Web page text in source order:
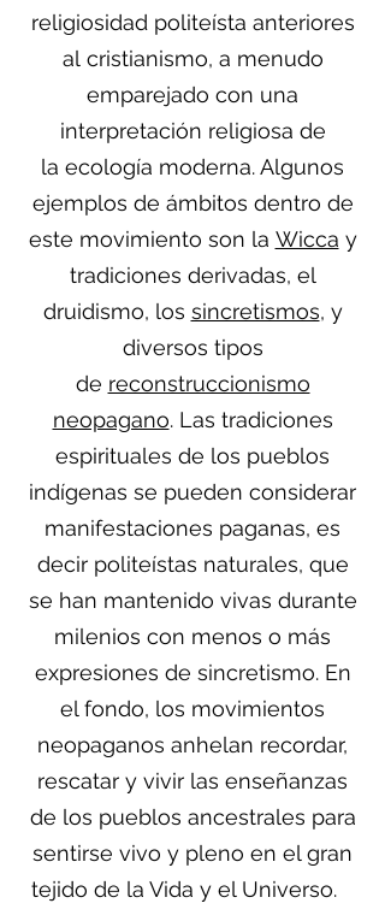
religiosidad politeísta anteriores
al cristianismo, a menudo
emparejado con una
interpretación religiosa de
la ecología moderna. Algunos
ejemplos de ámbitos dentro de
este movimiento son la Wicca y
tradiciones derivadas, el
druidismo, los sincretismos, y
diversos tipos
de reconstruccionismo
neopagano. Las tradiciones
espirituales de los pueblos
indígenas se pueden considerar
manifestaciones paganas, es
decir politeístas naturales, que
se han mantenido vivas durante
milenios con menos o más
expresiones de sincretismo. En
el fondo, los movimientos
neopaganos anhelan recordar,
rescatar y vivir las enseñanzas
de los pueblos ancestrales para
sentirse vivo y pleno en el gran
tejido de la Vida y el Universo.